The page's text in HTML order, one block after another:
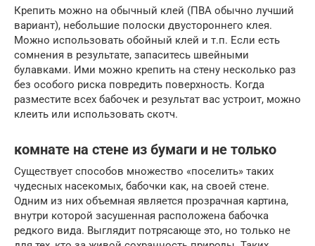
Крепить можно на обычный клей (ПВА обычно лучший
вариант), небольшие полоски двустороннего клея.
Можно использовать обойный клей и т.п. Если есть
сомнения в результате, запаситесь швейными
булавками. Ими можно крепить на стену несколько раз
без особого риска повредить поверхность. Когда
разместите всех бабочек и результат вас устроит, можно
клеить или использовать скотч.
комнате на стене из бумаги и не только
Существует способов множество «поселить» таких
чудесных насекомых, бабочки как, на своей стене.
Одним из них объемная является прозрачная картина,
внутри которой засушенная расположена бабочка
редкого вида. Выглядит потрясающе это, но только не